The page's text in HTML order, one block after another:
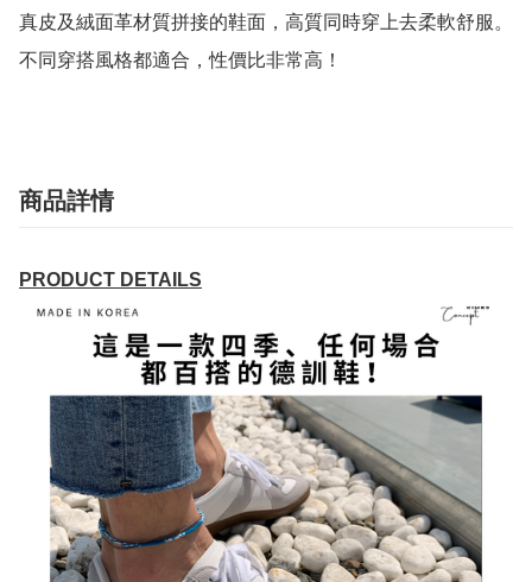
真皮及絨面革材質拼接的鞋面，高質同時穿上去柔軟舒服。
不同穿搭風格都適合，性價比非常高！
商品詳情
PRODUCT DETAILS